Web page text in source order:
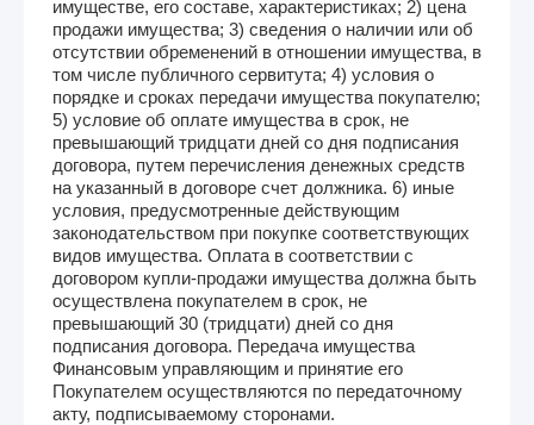
имуществе, его составе, характеристиках; 2) цена
продажи имущества; 3) сведения о наличии или об
отсутствии обременений в отношении имущества, в
том числе публичного сервитута; 4) условия о
порядке и сроках передачи имущества покупателю;
5) условие об оплате имущества в срок, не
превышающий тридцати дней со дня подписания
договора, путем перечисления денежных средств
на указанный в договоре счет должника. 6) иные
условия, предусмотренные действующим
законодательством при покупке соответствующих
видов имущества. Оплата в соответствии с
договором купли-продажи имущества должна быть
осуществлена покупателем в срок, не
превышающий 30 (тридцати) дней со дня
подписания договора. Передача имущества
Финансовым управляющим и принятие его
Покупателем осуществляются по передаточному
акту, подписываемому сторонами.